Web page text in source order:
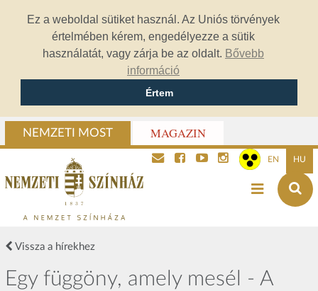
Ez a weboldal sütiket használ. Az Uniós törvények
értelmében kérem, engedélyezze a sütik
használatát, vagy zárja be az oldalt. Bővebb
információ
Értem
NEMZETI MOST MAGAZIN
EN HU
Vissza a hírekhez
Egy függöny, amely mesél - A